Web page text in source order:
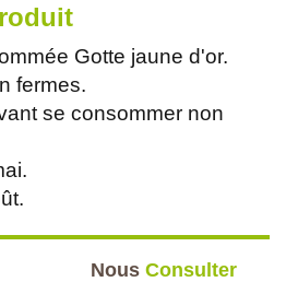
Gotte jaune d'or.
fermes.
se consommer non
Nous Consulter